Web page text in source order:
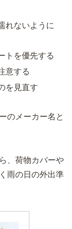
れないように
トを優先する
意する
を見直す
のメーカー名と
、荷物カバーや
雨の日の外出準